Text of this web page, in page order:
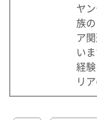
ヤ
族
ア
い
経
リ